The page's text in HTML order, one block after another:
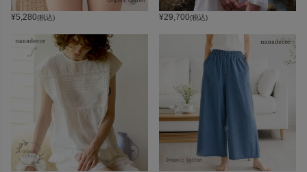
¥5,280(税込) ¥29,700(税込)